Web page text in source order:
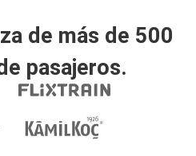
de más de 500
pasajeros.